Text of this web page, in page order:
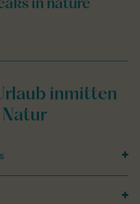
inmitten